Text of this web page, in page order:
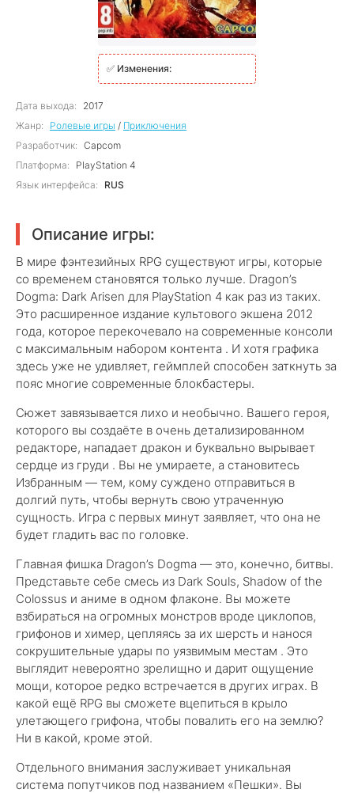
✅ Изменения:
Дата выхода:
2017
Жанр:
Ролевые игры / Приключения
Разработчик: Capcom
Платформа:
PlayStation 4
Язык интерфейса:
RUS
Описание игры:
В мире фэнтезийных RPG существуют игры, которые
со временем становятся только лучше. Dragon’s
Dogma: Dark Arisen для PlayStation 4 как раз из таких.
Это расширенное издание культового экшена 2012
года, которое перекочевало на современные консоли
с максимальным набором контента . И хотя графика
здесь уже не удивляет, геймплей способен заткнуть за
пояс многие современные блокбастеры.
Сюжет завязывается лихо и необычно. Вашего героя,
которого вы создаёте в очень детализированном
редакторе, нападает дракон и буквально вырывает
сердце из груди . Вы не умираете, а становитесь
Избранным — тем, кому суждено отправиться в
долгий путь, чтобы вернуть свою утраченную
сущность. Игра с первых минут заявляет, что она не
будет гладить вас по головке.
Главная фишка Dragon’s Dogma — это, конечно, битвы.
Представьте себе смесь из Dark Souls, Shadow of the
Colossus и аниме в одном флаконе. Вы можете
взбираться на огромных монстров вроде циклопов,
грифонов и химер, цепляясь за их шерсть и нанося
сокрушительные удары по уязвимым местам . Это
выглядит невероятно зрелищно и дарит ощущение
мощи, которое редко встречается в других играх. В
какой ещё RPG вы сможете вцепиться в крыло
улетающего грифона, чтобы повалить его на землю?
Ни в какой, кроме этой.
Отдельного внимания заслуживает уникальная
система попутчиков под названием «Пешки». Вы